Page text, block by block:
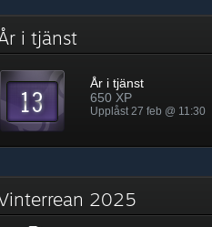
i tjänst
År i tjänst
650 XP
Upplåst 27 feb @ 11:30
2025